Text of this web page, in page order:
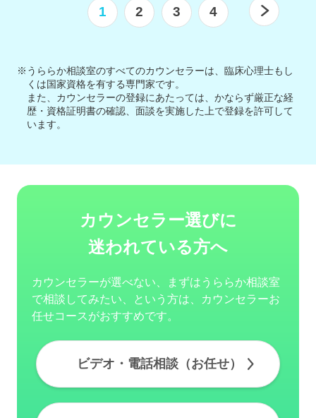
1 2 3 4
※うららか相談室のすべてのカウンセラーは、臨床心理士もし
くは国家資格を有する専門家です。
また、カウンセラーの登録にあたっては、かならず厳正な経
歴・資格証明書の確認、面談を実施した上で登録を許可して
います。
カウンセラー選びに
迷われている方へ
カウンセラーが選べない、まずはうららか相談室
で相談してみたい、という方は、カウンセラーお
任せコースがおすすめです。
ビデオ・電話相談（お任せ）